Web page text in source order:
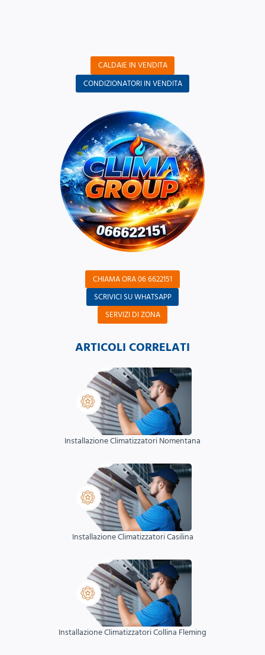
CALDAIE IN VENDITA
CONDIZIONATORI IN VENDITA
CHIAMA ORA 06 6622151
SCRIVICI SU WHATSAPP
SERVIZI DI ZONA
ARTICOLI CORRELATI
Installazione Climatizzatori Nomentana
Installazione Climatizzatori Casilina
Installazione Climatizzatori Collina Fleming